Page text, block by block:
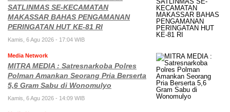
SATLINMAS SE-KECAMATAN
MAKASSAR BAHAS PENGAMANAN
PERINGATAN HUT KE-81 RI
Kamis, 6 Agu 2026 - 17:04 WIB
Media Network
MITRA MEDIA : Satresnarkoba Polres
Polman Amankan Seorang Pria Berserta
5,6 Gram Sabu di Wonomulyo
Kamis, 6 Agu 2026 - 14:09 WIB